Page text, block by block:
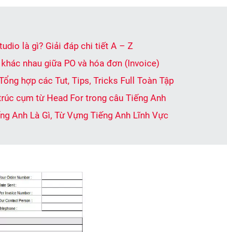
là gì? Giải đáp chi tiết A – Z
nhau giữa PO và hóa đơn (Invoice)
hợp các Tut, Tips, Tricks Full Toàn Tập
cụm từ Head For trong câu Tiếng Anh
Anh Là Gì, Từ Vựng Tiếng Anh Lĩnh Vực